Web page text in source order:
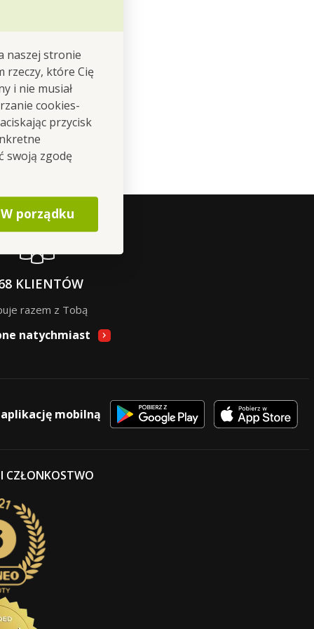
naszej stronie
rzeczy, które Cię
i nie musiał
cookies-
przycisk
swoją zgodę
W porządku
KLIENTÓW
razem z Tobą
natychmiast
mobilną
CZŁONKOSTWO